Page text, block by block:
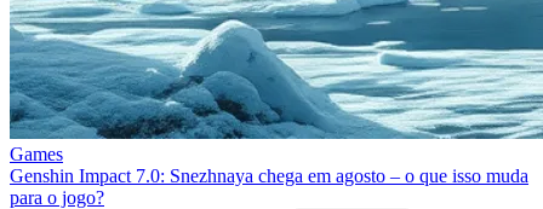
Games
Genshin Impact 7.0: Snezhnaya chega em agosto – o que isso muda
para o jogo?